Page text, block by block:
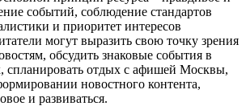
событий, соблюдение стандартов
и приоритет интересов
могут выразить свою точку зрения
обсудить знаковые события в
спланировать отдых с афишей Москвы,
новостного контента,
и развиваться.